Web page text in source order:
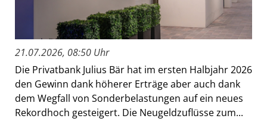
21.07.2026, 08:50 Uhr
Die Privatbank Julius Bär hat im ersten Halbjahr 2026
den Gewinn dank höherer Erträge aber auch dank
dem Wegfall von Sonderbelastungen auf ein neues
Rekordhoch gesteigert. Die Neugeldzuflüsse zum...